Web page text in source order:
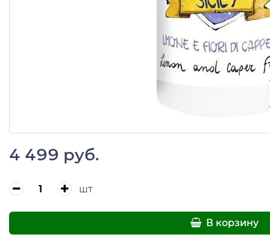
4 499 руб.
шт
В корзину